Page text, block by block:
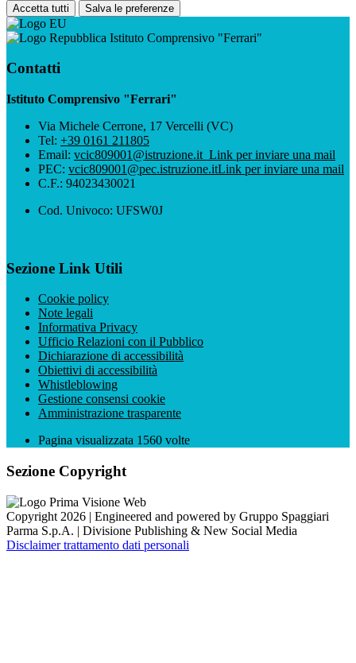
Accetta tutti Salva le preferenze
Istituto Comprensivo "Ferrari"
Contatti
Istituto Comprensivo "Ferrari"
Via Michele Cerrone, 17 Vercelli (VC)
Tel: +39 0161 211805
Email: vcic809001@istruzione.it Link per inviare una mail
PEC: vcic809001@pec.istruzione.itLink per inviare una mail
C.F.: 94023430021
Cod. Univoco: UFSW0J
Sezione Link Utili
Cookie policy
Note legali
Informativa Privacy
Ufficio Relazioni con il Pubblico
Dichiarazione di accessibilità
Obiettivi di accessibilità
Whistleblowing
Gestione consensi cookie
Amministrazione trasparente
Pagina visualizzata 1560 volte
Sezione Copyright
Copyright 2026 | Engineered and powered by Gruppo Spaggiari
Parma S.p.A. | Divisione Publishing & New Social Media
Disclaimer trattamento dati personali